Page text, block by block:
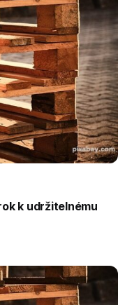
k udržitelnému